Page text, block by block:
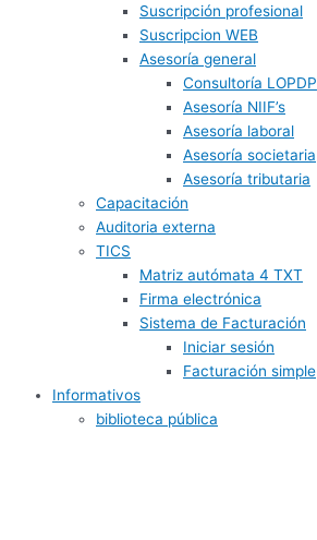
Suscripción profesional
Suscripcion WEB
Asesoría general
Consultoría LOPDP
Asesoría NIIF’s
Asesoría laboral
Asesoría societaria
Asesoría tributaria
Capacitación
Auditoria externa
TICS
Matriz autómata 4 TXT
Firma electrónica
Sistema de Facturación
Iniciar sesión
Facturación simple
Informativos
biblioteca pública